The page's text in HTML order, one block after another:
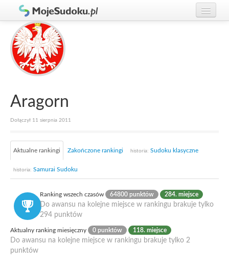
Graj w Sudoku!
Zasady Sudoku
Rankingi
Gracze
Aragorn
Dołączył 11 sierpnia 2011
Aktualne rankingi Zakończone rankingi historia: Sudoku klasyczne
historia: Samurai Sudoku
Ranking wszech czasów 64800 punktów 284. miejsce
Do awansu na kolejne miejsce w rankingu brakuje tylko
294 punktów
Aktualny ranking miesięczny 0 punktów 118. miejsce
Do awansu na kolejne miejsce w rankingu brakuje tylko 2
punktów